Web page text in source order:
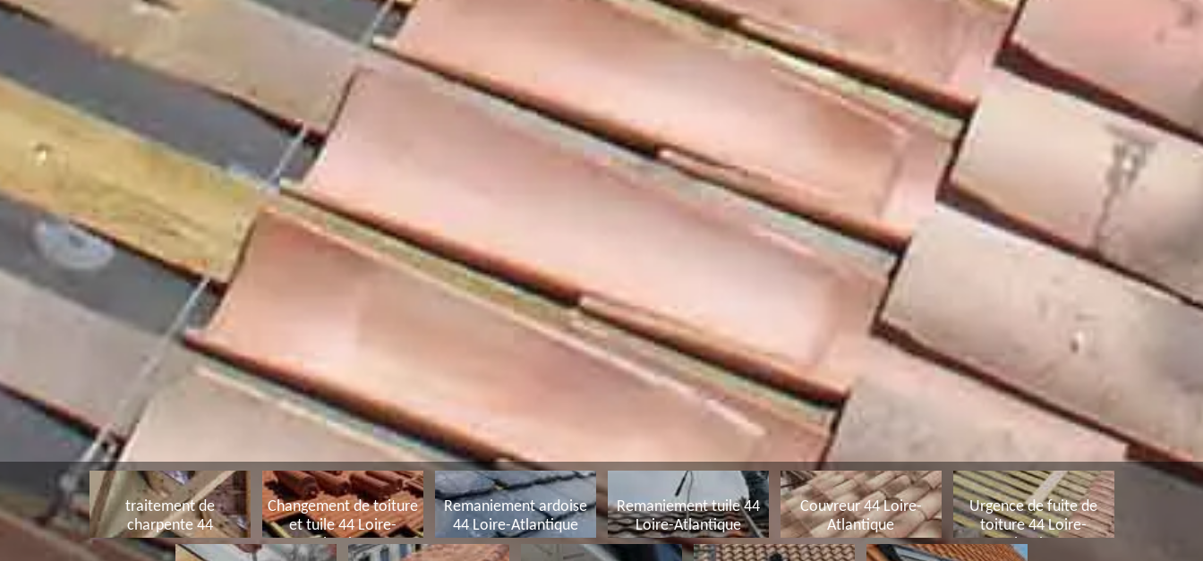
traitement de
charpente 44
Changement de toiture
et tuile 44 Loire-
Atlantique
Remaniement ardoise
44 Loire-Atlantique
Remaniement tuile 44
Loire-Atlantique
Couvreur 44 Loire-
Atlantique
Urgence de fuite de
toiture 44 Loire-
Atlantique